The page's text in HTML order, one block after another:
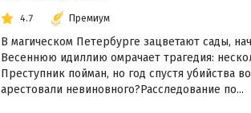
4.7 Премиум
В магическом Петербурге зацветают сады,
Весеннюю идиллию омрачает трагедия:
Преступник пойман, но год спустя убийства
арестовали невиновного?Расследование по...